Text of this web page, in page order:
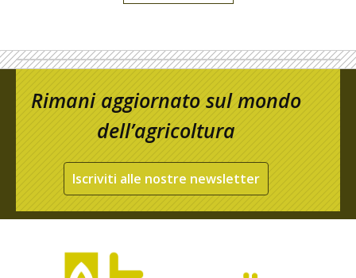
Rimani aggiornato sul mondo
dell’agricoltura
Iscriviti alle nostre newsletter